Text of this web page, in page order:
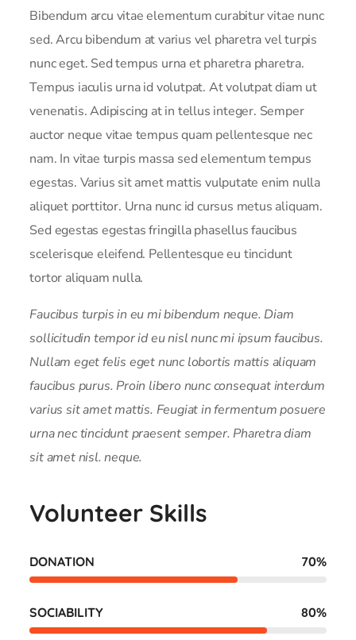
Bibendum arcu vitae elementum curabitur vitae nunc
sed. Arcu bibendum at varius vel pharetra vel turpis
nunc eget. Sed tempus urna et pharetra pharetra.
Tempus iaculis urna id volutpat. At volutpat diam ut
venenatis. Adipiscing at in tellus integer. Semper
auctor neque vitae tempus quam pellentesque nec
nam. In vitae turpis massa sed elementum tempus
egestas. Varius sit amet mattis vulputate enim nulla
aliquet porttitor. Urna nunc id cursus metus aliquam.
Sed egestas egestas fringilla phasellus faucibus
scelerisque eleifend. Pellentesque eu tincidunt
tortor aliquam nulla.
Faucibus turpis in eu mi bibendum neque. Diam
sollicitudin tempor id eu nisl nunc mi ipsum faucibus.
Nullam eget felis eget nunc lobortis mattis aliquam
faucibus purus. Proin libero nunc consequat interdum
varius sit amet mattis. Feugiat in fermentum posuere
urna nec tincidunt praesent semper. Pharetra diam
sit amet nisl. neque.
Volunteer Skills
DONATION 70%
SOCIABILITY 80%